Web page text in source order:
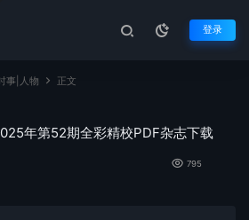
登录
事|人物 正文
年第52期全彩精校PDF杂志下载
795